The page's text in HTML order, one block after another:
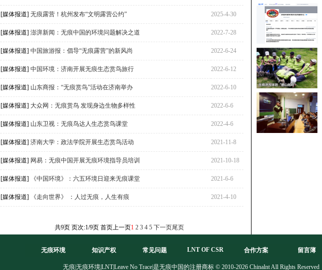
[媒体报道] 无痕露营！杭州发布“文明露营公约” 2025-4-30
[媒体报道] 澎湃新闻：无痕中国的环境问题解决之道 2022-7-28
[媒体报道] 中国旅游报：倡导“无痕露营”的新风尚 2022-6-24
[媒体报道] 中国环境：济南开展无痕生态赏鸟旅行 2022-6-12
[媒体报道] 山东商报：“无痕赏鸟”活动在济南举办 2022-6-10
[媒体报道] 大众网：无痕赏鸟 发现身边生物多样性 2022-6-6
[媒体报道] 山东卫视：无痕鸟达人生态赏鸟课堂 2022-4-6
[媒体报道] 济南大学：政法学院开展生态赏鸟活动 2021-11-8
[媒体报道] 网易：无痕中国开展无痕环境指导员培训 2021-10-18
[媒体报道] 《中国环境》：六五环境日迎来无痕课堂 2021-6-6
[媒体报道] 《走向世界》 ：人过无痕，人生有痕 2021-4-10
共9页 页次:1/9页 首页上一页1 2 3 4 5 下一页尾页
无痕环境 知识产权 常见问题 LNT OF CSR 合作方案 留言薄
无痕|无痕环境|LNT|Leave No Trace|是无痕中国的注册商标 © 2010-2026 Chinalnt All Rights Reserved